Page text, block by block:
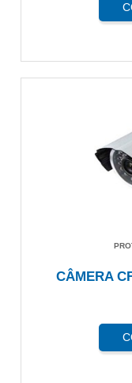
CÂMERA